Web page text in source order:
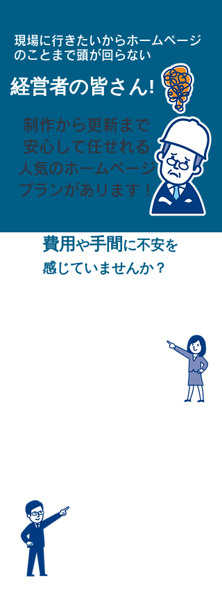
現場に行きたいからホームページ
のことまで頭が回らない
経営者の皆さん!
制作から更新まで
安心して任せれる
人気のホームページ
プランがあります！
費用や手間 に不安を
感じていませんか？